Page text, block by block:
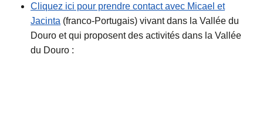
Cliquez ici pour prendre contact avec Micael et
Jacinta (franco-Portugais) vivant dans la Vallée du
Douro et qui proposent des activités dans la Vallée
du Douro :